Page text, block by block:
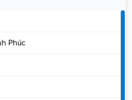
Phúc